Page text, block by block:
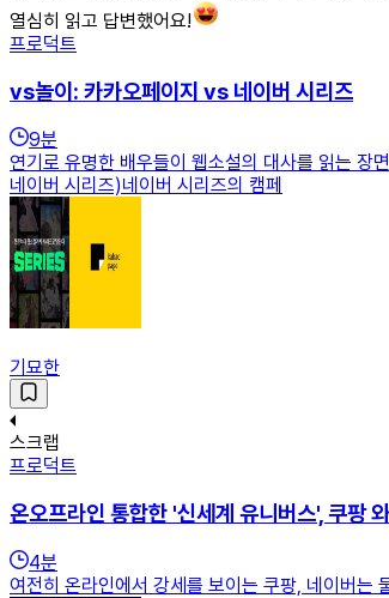
열심히 읽고 답변했어요!
프로덕트
vs놀이: 카카오페이지 vs 네이버 시리즈
9분
연기로 유명한 배우들이 웹소설의 대사를 읽는 장
네이버 시리즈)네이버 시리즈의 캠페
기묘한
스크랩
프로덕트
온오프라인 통합한 '신세계 유니버스', 쿠팡
4분
여전히 온라인에서 강세를 보이는 쿠팡, 네이버는